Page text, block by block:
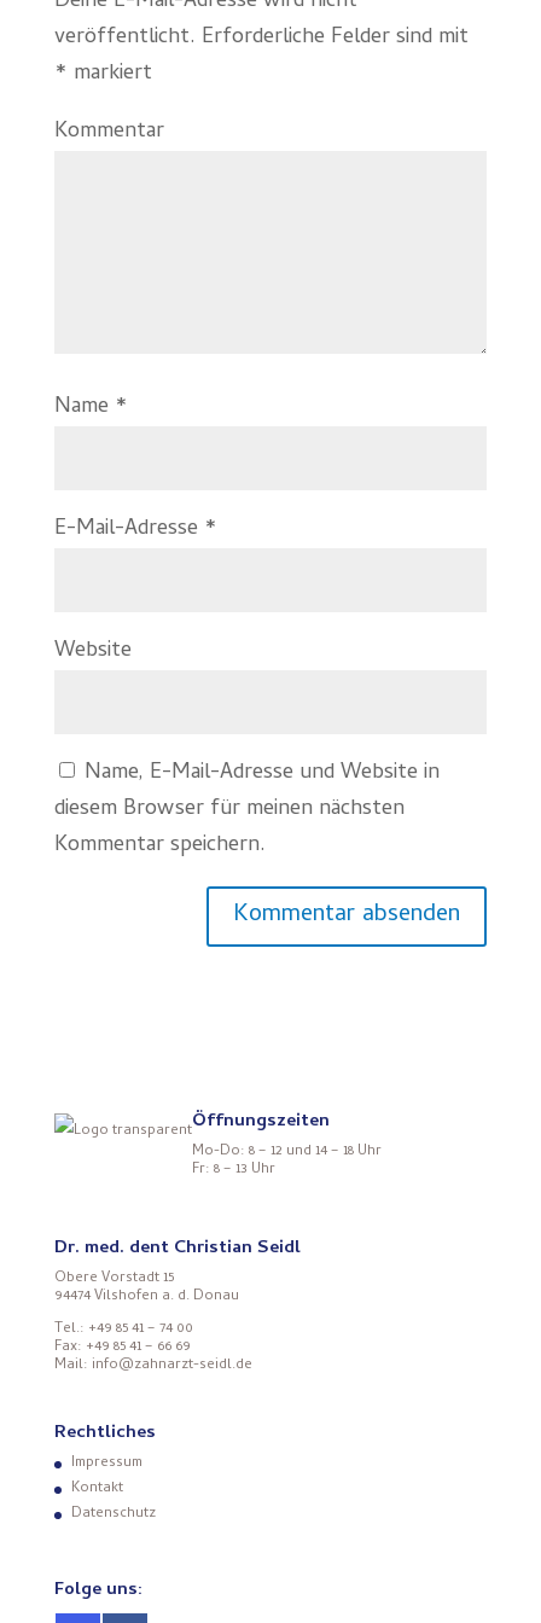
veröffentlicht. Erforderliche Felder sind mit
* markiert
Kommentar
Name *
E-Mail-Adresse *
Website
Name, E-Mail-Adresse und Website in
diesem Browser für meinen nächsten
Kommentar speichern.
Öffnungszeiten
Mo-Do: 8 – 12 und 14 – 18 Uhr
Fr: 8 – 13 Uhr
Dr. med. dent Christian Seidl
Obere Vorstadt 15
94474 Vilshofen a. d. Donau
Tel.: +49 85 41 – 74 00
Fax: +49 85 41 – 66 69
Mail: info@zahnarzt-seidl.de
Rechtliches
Impressum
Kontakt
Datenschutz
Folge uns: